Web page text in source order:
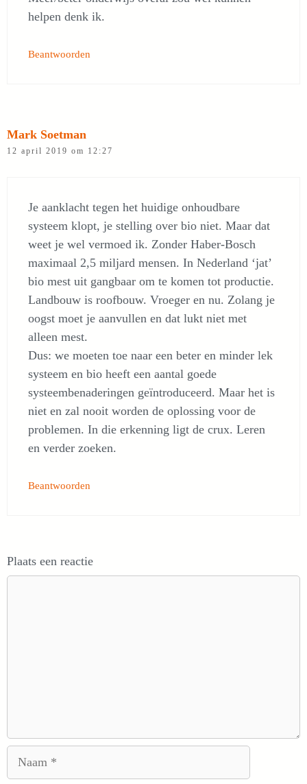
helpen denk ik.
Beantwoorden
Mark Soetman
12 april 2019 om 12:27
Je aanklacht tegen het huidige onhoudbare
systeem klopt, je stelling over bio niet. Maar dat
weet je wel vermoed ik. Zonder Haber-Bosch
maximaal 2,5 miljard mensen. In Nederland ‘jat’
bio mest uit gangbaar om te komen tot productie.
Landbouw is roofbouw. Vroeger en nu. Zolang je
oogst moet je aanvullen en dat lukt niet met
alleen mest.
Dus: we moeten toe naar een beter en minder lek
systeem en bio heeft een aantal goede
systeembenaderingen geïntroduceerd. Maar het is
niet en zal nooit worden de oplossing voor de
problemen. In die erkenning ligt de crux. Leren
en verder zoeken.
Beantwoorden
Plaats een reactie